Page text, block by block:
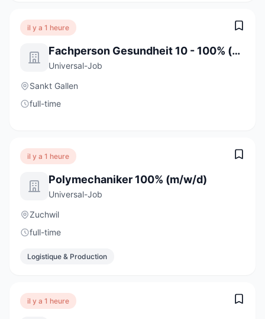
il y a 1 heure
Fachperson Gesundheit 10 - 100% (m/w/d)
Universal-Job
Sankt Gallen
full-time
il y a 1 heure
Polymechaniker 100% (m/w/d)
Universal-Job
Zuchwil
full-time
Logistique & Production
il y a 1 heure